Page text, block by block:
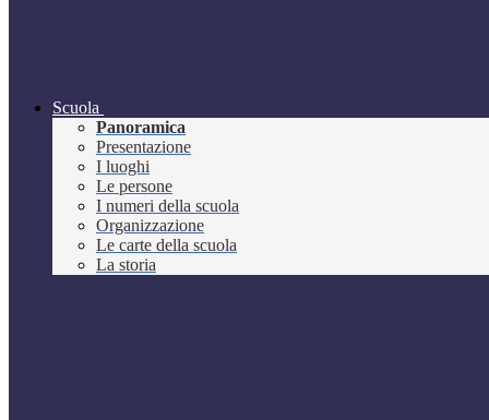
Scuola
Panoramica
Presentazione
I luoghi
Le persone
I numeri della scuola
Organizzazione
Le carte della scuola
La storia